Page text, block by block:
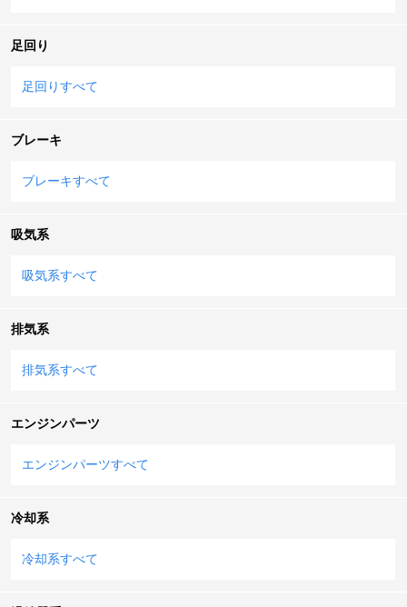
足回り
足回りすべて
ブレーキ
ブレーキすべて
吸気系
吸気系すべて
排気系
排気系すべて
エンジンパーツ
エンジンパーツすべて
冷却系
冷却系すべて